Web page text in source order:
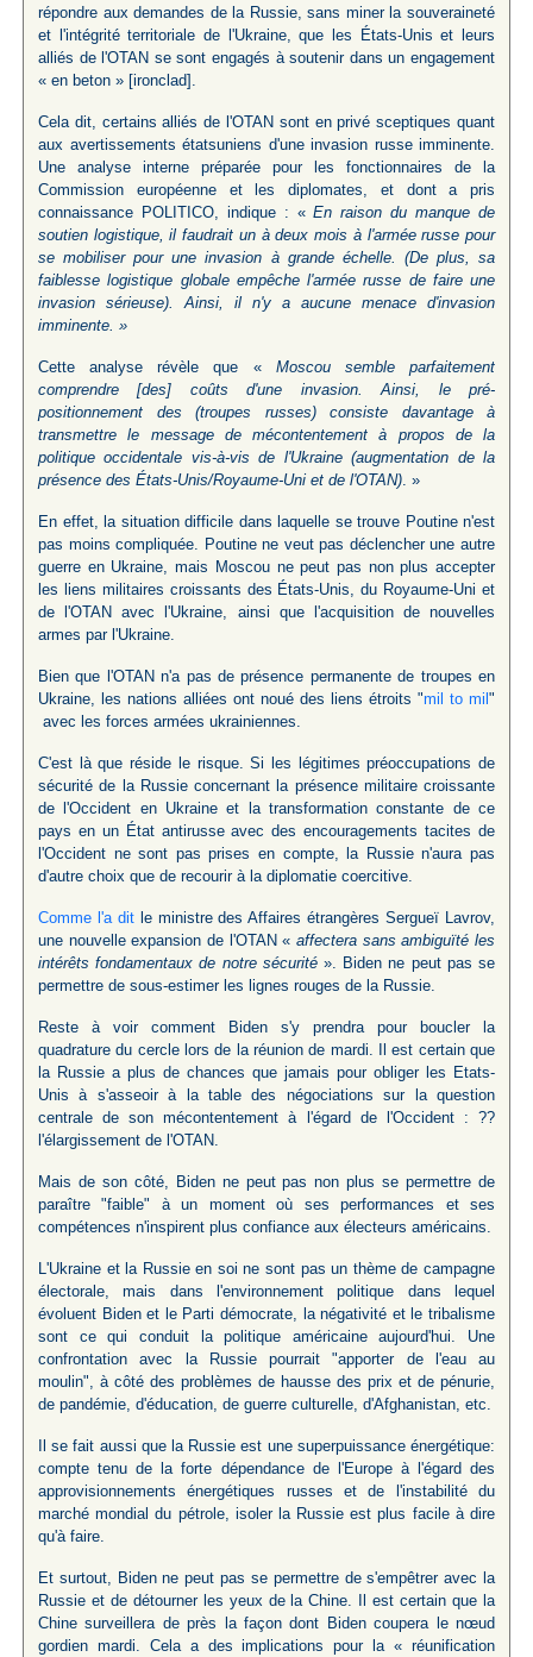
répondre aux demandes de la Russie, sans miner la souveraineté
et l'intégrité territoriale de l'Ukraine, que les États-Unis et leurs
alliés de l'OTAN se sont engagés à soutenir dans un engagement
« en beton » [ironclad].
Cela dit, certains alliés de l'OTAN sont en privé sceptiques quant
aux avertissements étatsuniens d'une invasion russe imminente.
Une analyse interne préparée pour les fonctionnaires de la
Commission européenne et les diplomates, et dont a pris
connaissance POLITICO, indique : «En raison du manque de
soutien logistique, il faudrait un à deux mois à l'armée russe pour
se mobiliser pour une invasion à grande échelle. (De plus, sa
faiblesse logistique globale empêche l'armée russe de faire une
invasion sérieuse). Ainsi, il n'y a aucune menace d'invasion
imminente. »
Cette analyse révèle que « Moscou semble parfaitement
comprendre [des] coûts d'une invasion. Ainsi, le pré-
positionnement des (troupes russes) consiste davantage à
transmettre le message de mécontentement à propos de la
politique occidentale vis-à-vis de l'Ukraine (augmentation de la
présence des États-Unis/Royaume-Uni et de l'OTAN). »
En effet, la situation difficile dans laquelle se trouve Poutine n'est
pas moins compliquée. Poutine ne veut pas déclencher une autre
guerre en Ukraine, mais Moscou ne peut pas non plus accepter
les liens militaires croissants des États-Unis, du Royaume-Uni et
de l'OTAN avec l'Ukraine, ainsi que l'acquisition de nouvelles
armes par l'Ukraine.
Bien que l'OTAN n'a pas de présence permanente de troupes en
Ukraine, les nations alliées ont noué des liens étroits "mil to mil "
avec les forces armées ukrainiennes.
C'est là que réside le risque. Si les légitimes préoccupations de
sécurité de la Russie concernant la présence militaire croissante
de l'Occident en Ukraine et la transformation constante de ce
pays en un État antirusse avec des encouragements tacites de
l'Occident ne sont pas prises en compte, la Russie n'aura pas
d'autre choix que de recourir à la diplomatie coercitive.
Comme l'a ditle ministre des Affaires étrangères Sergueï Lavrov,
une nouvelle expansion de l'OTAN « affectera sans ambiguïté les
intérêts fondamentaux de notre sécurité». Biden ne peut pas se
permettre de sous-estimer les lignes rouges de la Russie.
Reste à voir comment Biden s'y prendra pour boucler la
quadrature du cercle lors de la réunion de mardi. Il est certain que
la Russie a plus de chances que jamais pour obliger les Etats-
Unis à s'asseoir à la table des négociations sur la question
centrale de son mécontentement à l'égard de l'Occident : ??
l'élargissement de l'OTAN.
Mais de son côté, Biden ne peut pas non plus se permettre de
paraître "faible" à un moment où ses performances et ses
compétences n'inspirent plus confiance aux électeurs américains.
L'Ukraine et la Russie en soi ne sont pas un thème de campagne
électorale, mais dans l'environnement politique dans lequel
évoluent Biden et le Parti démocrate, la négativité et le tribalisme
sont ce qui conduit la politique américaine aujourd'hui. Une
confrontation avec la Russie pourrait "apporter de l'eau au
moulin", à côté des problèmes de hausse des prix et de pénurie,
de pandémie, d'éducation, de guerre culturelle, d'Afghanistan, etc.
Il se fait aussi que la Russie est une superpuissance énergétique:
compte tenu de la forte dépendance de l'Europe à l'égard des
approvisionnements énergétiques russes et de l'instabilité du
marché mondial du pétrole, isoler la Russie est plus facile à dire
qu'à faire.
Et surtout, Biden ne peut pas se permettre de s'empêtrer avec la
Russie et de détourner les yeux de la Chine. Il est certain que la
Chine surveillera de près la façon dont Biden coupera le nœud
gordien mardi. Cela a des implications pour la « réunification